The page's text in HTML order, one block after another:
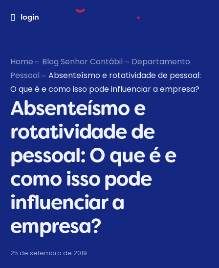
login
Home Blog Senhor Contábil
Departamento
Pessoal
Absenteísmo e rotatividade de pessoal:
O que é e como isso pode influenciar a empresa?
Absenteísmo e
rotatividade de
pessoal: O que é e
como isso pode
influenciar a
empresa?
25 de setembro de 2019